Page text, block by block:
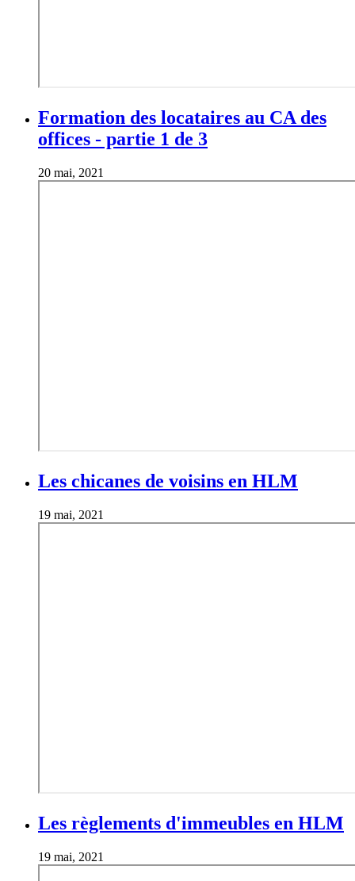
Formation des locataires au CA des
offices - partie 1 de 3
20 mai, 2021
Les chicanes de voisins en HLM
19 mai, 2021
Les règlements d'immeubles en HLM
19 mai, 2021